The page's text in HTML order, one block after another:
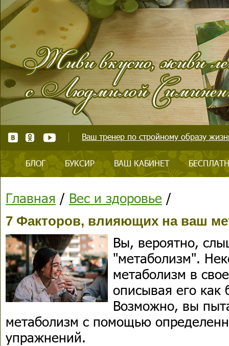
Ваш тренер по стройному образу
БЛОГ БУКСИР ВАШ КАБИНЕТ
Главная / Вес и здоровье /
7 Факторов, влияющих на ваш
Вы, вероятно,
"метаболизм".
метаболизм в
описывая его
Возможно, вы
метаболизм с помощью
упражнений.